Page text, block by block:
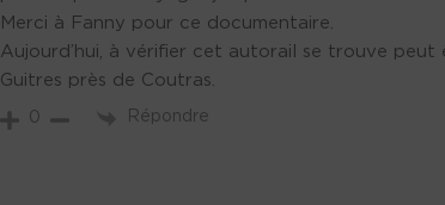
Merci à Fanny pour ce documentaire.
Aujourd’hui, à vérifier cet autorail se trouve
Guitres près de Coutras.
0 Répondre